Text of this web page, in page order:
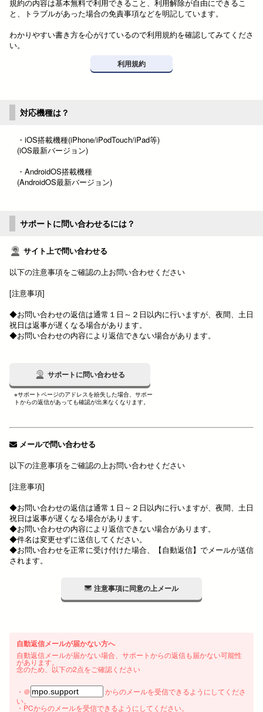
規約の内容は基本無料で利用できること、利用解除が自由にできるこ
と、トラブルがあった場合の免責事項などを明記しています。
わかりやすい書き方を心がけているので利用規約を確認してみてくださ
い。
利用規約
対応機種は？
・iOS搭載機種(iPhone/iPodTouch/iPad等)
(iOS最新バージョン)
・AndroidOS搭載機種
(AndroidOS最新バージョン)
サポートに問い合わせるには？
サイト上で問い合わせる
以下の注意事項をご確認の上お問い合わせください
[注意事項]
◆お問い合わせの返信は通常１日～２日以内に行いますが、夜間、土日
祝日は返事が遅くなる場合があります。
◆お問い合わせの内容により返信できない場合があります。
サポートに問い合わせる
※サポートページのアドレスを紛失した場合、サポー
トからの返信があっても確認が出来なくなります。
メールで問い合わせる
以下の注意事項をご確認の上お問い合わせください
[注意事項]
◆お問い合わせの返信は通常１日～２日以内に行いますが、夜間、土日
祝日は返事が遅くなる場合があります。
◆お問い合わせの内容により返信できない場合があります。
◆件名は変更せずに送信してください。
◆お問い合わせを正常に受け付けた場合、【自動返信】でメールが送信
されます。
注意事項に同意の上メール
自動返信メールが届かない方へ
自動返信メールが届かない場合、サポートからの返信も届かない可能性
があります。
念のため、以下の2点をご確認ください
・＠
からのメールを受信できるようにしてくださ
い。
・PCからのメールを受信できるようにしてください。